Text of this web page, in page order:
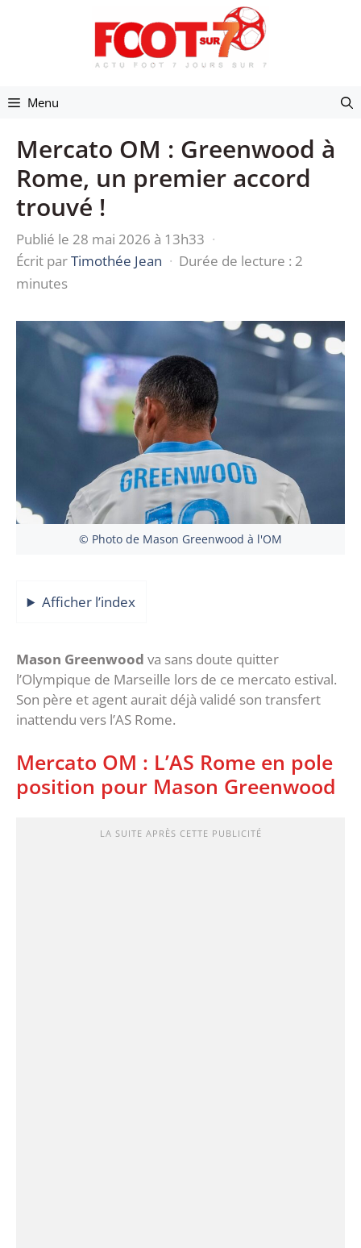
Menu
Mercato OM : Greenwood à
Rome, un premier accord
trouvé !
Publié le 28 mai 2026 à 13h33 ·
Écrit parTimothée Jean · Durée de lecture : 2
minutes
© Photo de Mason Greenwood à l'OM
Afficher l’index
Mason Greenwood va sans doute quitter
l’Olympique de Marseille lors de ce mercato estival.
Son père et agent aurait déjà validé son transfert
inattendu vers l’AS Rome.
Mercato OM : L’AS Rome en pole
position pour Mason Greenwood
LA SUITE APRÈS CETTE PUBLICITÉ